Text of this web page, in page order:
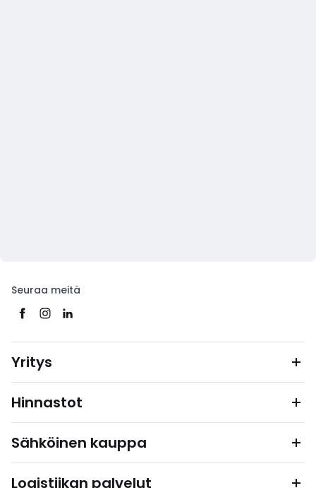
Seuraa meitä
Yritys
Hinnastot
Sähköinen kauppa
Logistiikan palvelut